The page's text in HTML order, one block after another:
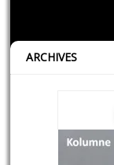
ARCHIVES